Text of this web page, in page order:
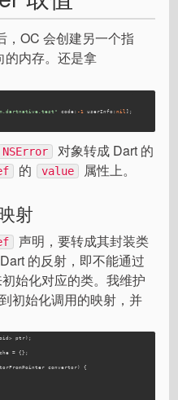
，OC 会创建另一个指
的内存。还是拿
code: -1 userInfo:nil ];
NSError
对象转成 Dart 的
的 value 属性上。
射
声明，要转成其封装类
的反射，即不能通过
始化对应的类。我维护
到初始化调用的映射，并
ptr);
= {};
convertor) {